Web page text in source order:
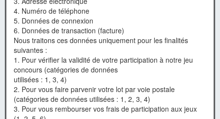
4. Numéro de téléphone
5. Données de connexion
6. Données de transaction (facture)
Nous traitons ces données uniquement pour les finalités
suivantes :
1. Pour vérifier la validité de votre participation à notre jeu
concours (catégories de données
utilisées : 1, 3, 4)
2. Pour vous faire parvenir votre lot par voie postale
(catégories de données utilisées : 1, 2, 3, 4)
3. Pour vous rembourser vos frais de participation aux jeux